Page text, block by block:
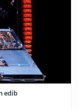
edib